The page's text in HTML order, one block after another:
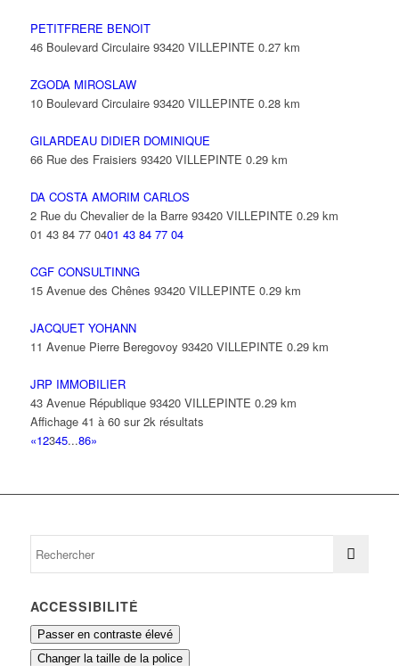
PETITFRERE BENOIT
46 Boulevard Circulaire 93420 VILLEPINTE 0.27 km
ZGODA MIROSLAW
10 Boulevard Circulaire 93420 VILLEPINTE 0.28 km
GILARDEAU DIDIER DOMINIQUE
66 Rue des Fraisiers 93420 VILLEPINTE 0.29 km
DA COSTA AMORIM CARLOS
2 Rue du Chevalier de la Barre 93420 VILLEPINTE 0.29 km
01 43 84 77 0401 43 84 77 04
CGF CONSULTINNG
15 Avenue des Chênes 93420 VILLEPINTE 0.29 km
JACQUET YOHANN
11 Avenue Pierre Beregovoy 93420 VILLEPINTE 0.29 km
JRP IMMOBILIER
43 Avenue République 93420 VILLEPINTE 0.29 km
Affichage 41 à 60 sur 2k résultats
«12345...86»
ACCESSIBILITÉ
Passer en contraste élevé
Changer la taille de la police